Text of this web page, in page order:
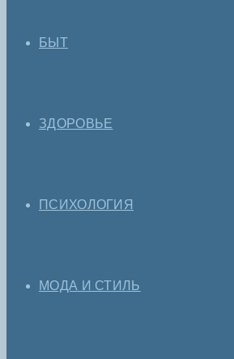
БЫТ
ЗДОРОВЬЕ
ПСИХОЛОГИЯ
МОДА И СТИЛЬ